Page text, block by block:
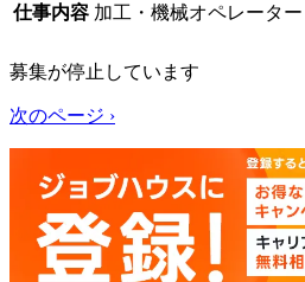
仕事内容 加工・機械オペレータ
募集が停止しています
次のページ ›